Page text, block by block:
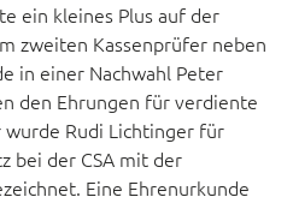
ein kleines Plus auf der
zweiten Kassenprüfer neben
in einer Nachwahl Peter
den Ehrungen für verdiente
Rudi Lichtinger für
bei der CSA mit der
Eine Ehrenurkunde